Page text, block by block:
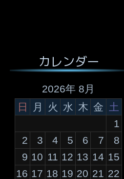
カレンダー
2026年 8月
日
月 火 水 木 金
土
1
2
3 4 5 6 7
8
9 10 11 12 13 14 15
16 17 18 19 20 21 22